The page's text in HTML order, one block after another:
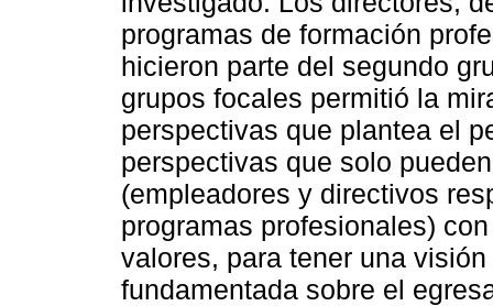
programas de formación
hicieron parte del segundo
grupos focales permitió la
perspectivas que plantea el
perspectivas que solo
(empleadores y directivos
programas profesionales)
valores, para tener una
fundamentada sobre el